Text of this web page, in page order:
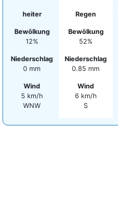
heiter
Bewölkung
12%
Niederschlag
0 mm
Wind
5 km/h
WNW
Regen
Bewölkung
52%
Niederschlag
0.85 mm
Wind
6 km/h
S